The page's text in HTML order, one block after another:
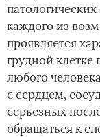
каждого из
проявляется
грудной
любого
с сердцем,
серьезных
обращаться к